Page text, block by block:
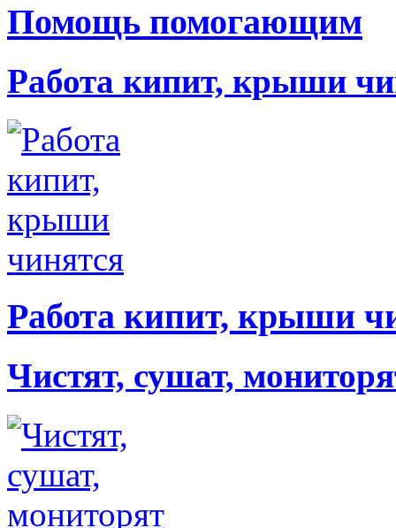
Помощь помогающим
Работа кипит, крыши
Работа кипит, крыши
Чистят, сушат,